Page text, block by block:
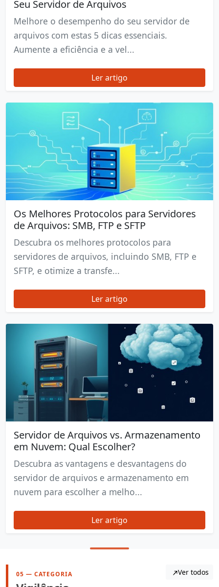
Seu Servidor de Arquivos
Melhore o desempenho do seu servidor de
arquivos com estas 5 dicas essenciais.
Aumente a eficiência e a vel...
Ler artigo
Os Melhores Protocolos para Servidores
de Arquivos: SMB, FTP e SFTP
Descubra os melhores protocolos para
servidores de arquivos, incluindo SMB, FTP e
SFTP, e otimize a transfe...
Ler artigo
Servidor de Arquivos vs. Armazenamento
em Nuvem: Qual Escolher?
Descubra as vantagens e desvantagens do
servidor de arquivos e armazenamento em
nuvem para escolher a melho...
Ler artigo
05 — CATEGORIA Ver todos